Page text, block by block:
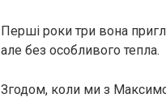
Перші роки три вона
але без особливого тепла.
Згодом, коли ми з